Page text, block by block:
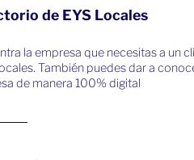
de EYS Locales
la empresa que necesitas a un
También puedes dar a
de manera 100% digital